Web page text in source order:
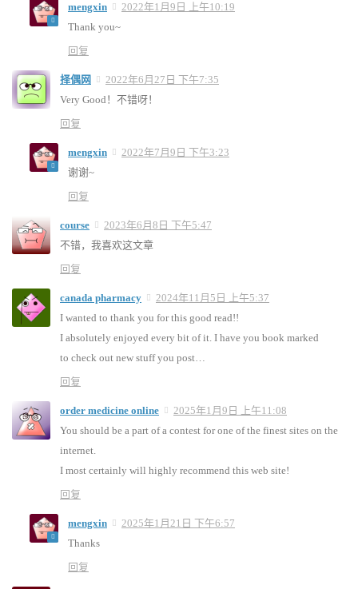
mengxin
2022年1月9日 上午10:19
Thank you~
回复
择偶网
2022年6月27日 下午7:35
Very Good！不错呀！
回复
mengxin
2022年7月9日 下午3:23
谢谢~
回复
course
2023年6月8日 下午5:47
不错，我喜欢这文章
回复
canada pharmacy
2024年11月5日 上午5:37
I wanted to thank you for this good read!!
I absolutely enjoyed every bit of it. I have you book marked
to check out new stuff you post…
回复
order medicine online
2025年1月9日 上午11:08
You should be a part of a contest for one of the finest sites on the
internet.
I most certainly will highly recommend this web site!
回复
mengxin
2025年1月21日 下午6:57
Thanks
回复